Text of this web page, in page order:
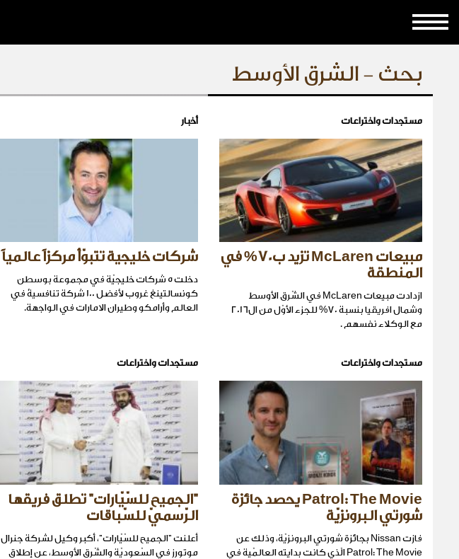
بحث - الشرق الأوسط
مستجدات واختراعات
مبيعات McLaren تزيد ب70% في
المنطقة
ازدادت مبيعات McLaren في الشّرق الأوسط
وشمال افريقيا بنسبة 70% للجزء الأوّل من ال2016
مع الوكلاء نفسهم .
أخبار
شركات خليجية تتبوّأ مركزاً عالمياً
دخلت 5 شركات خليجيّة في مجموعة بوسطن
كونسالتينغ غروب لأفضل 100 شركة تنافسيةّ في
العالم وأرامكو وطيران الامارات في الواجهة.
مستجدات واختراعات
Patrol: The Movie يحصد جائزة
شورتي البرونزيّة
فازت Nissan بجائزة شورتي البرونزيّة، وذلك عن
Patrol: The Movie الّذي كانت بدايته العالمّية في
مستجدات واختراعات
"الجميح للسّيّارات" تطلق فريقها
الرّسميّ للسّباقات
أعلنت "الجميح للسّيّارات"، أكبر وكيل لشركة جنرال
موتورز في السّعوديّة والشّرق الأوسط، عن إطلاق